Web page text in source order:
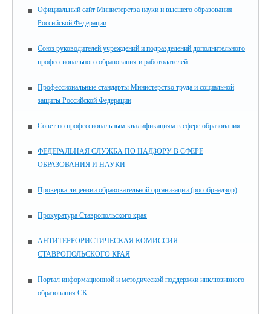
Официальный сайт Министерства науки и высшего образования
Российской Федерации
Союз руководителей учреждений и подразделений дополнительного
профессионального образования и работодателей
Профессиональные стандарты Министерство труда и социальной
защиты Российской Федерации
Совет по профессиональным квалификациям в сфере образования
ФЕДЕРАЛЬНАЯ СЛУЖБА ПО НАДЗОРУ В СФЕРЕ
ОБРАЗОВАНИЯ И НАУКИ
Проверка лицензии образовательной организации (рособрнадзор)
Прокуратура Ставропольского края
АНТИТЕРРОРИСТИЧЕСКАЯ КОМИССИЯ
СТАВРОПОЛЬСКОГО КРАЯ
Портал информационной и методической поддержки инклюзивного
образования СК